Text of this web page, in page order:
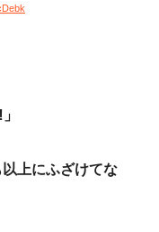
以上にふざけてな